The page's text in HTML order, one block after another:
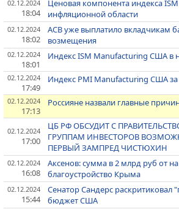
02.12.2024
18:04
Ценовая компонента индекса
инфляционной области
02.12.2024
18:02
АСВ уже выплатило вкладчикам
возмещения
02.12.2024
18:01
Индекс ISM Manufacturing США в
02.12.2024
17:49
Индекс PMI Manufacturing США
02.12.2024
17:13
Россияне назвали главные
02.12.2024
17:00
ЦБ РФ ОБСУДИТ С
ГРУППАМ ИНВЕСТОРОВ
ПЕРВЫЙ ЗАМПРЕД ЧИСТЮХИН
02.12.2024
16:08
Аксенов: сумма в 2 млрд руб от
благоустройство Крыма
02.12.2024
15:44
Сенатор Сандерс
бюджет США